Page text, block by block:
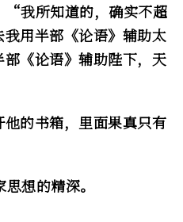
“我所知道的，确实不超
用半部《论语》辅助太
《论语》辅助陛下，天
的书箱，里面果真只有
想的精深。